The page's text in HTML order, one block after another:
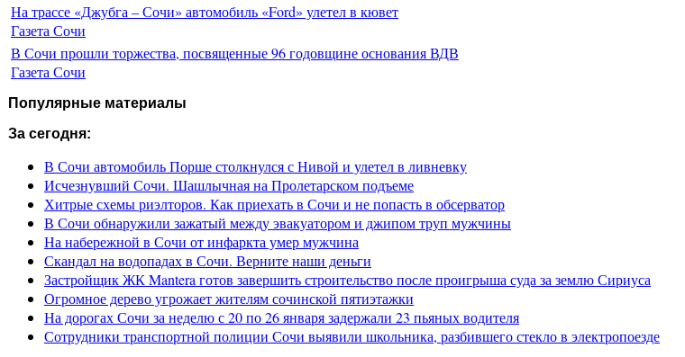
На трассе «Джубга – Сочи» автомобиль «Ford» улетел в кювет
Газета Сочи
В Сочи прошли торжества, посвященные 96 годовщине основания ВДВ
Газета Сочи
Популярные материалы
За сегодня:
В Сочи автомобиль Порше столкнулся с Нивой и улетел в ливневку
Исчезнувший Сочи. Шашлычная на Пролетарском подъеме
Хитрые схемы риэлторов. Как приехать в Сочи и не попасть в обсерватор
В Сочи обнаружили зажатый между эвакуатором и джипом труп мужчины
На набережной в Сочи от инфаркта умер мужчина
Скандал на водопадах в Сочи. Верните наши деньги
Застройщик ЖК Mantera готов завершить строительство после проигрыша суда за землю Сириуса
Огромное дерево угрожает жителям сочинской пятиэтажки
На дорогах Сочи за неделю с 20 по 26 января задержали 23 пьяных водителя
Сотрудники транспортной полиции Сочи выявили школьника, разбившего стекло в электропоезде